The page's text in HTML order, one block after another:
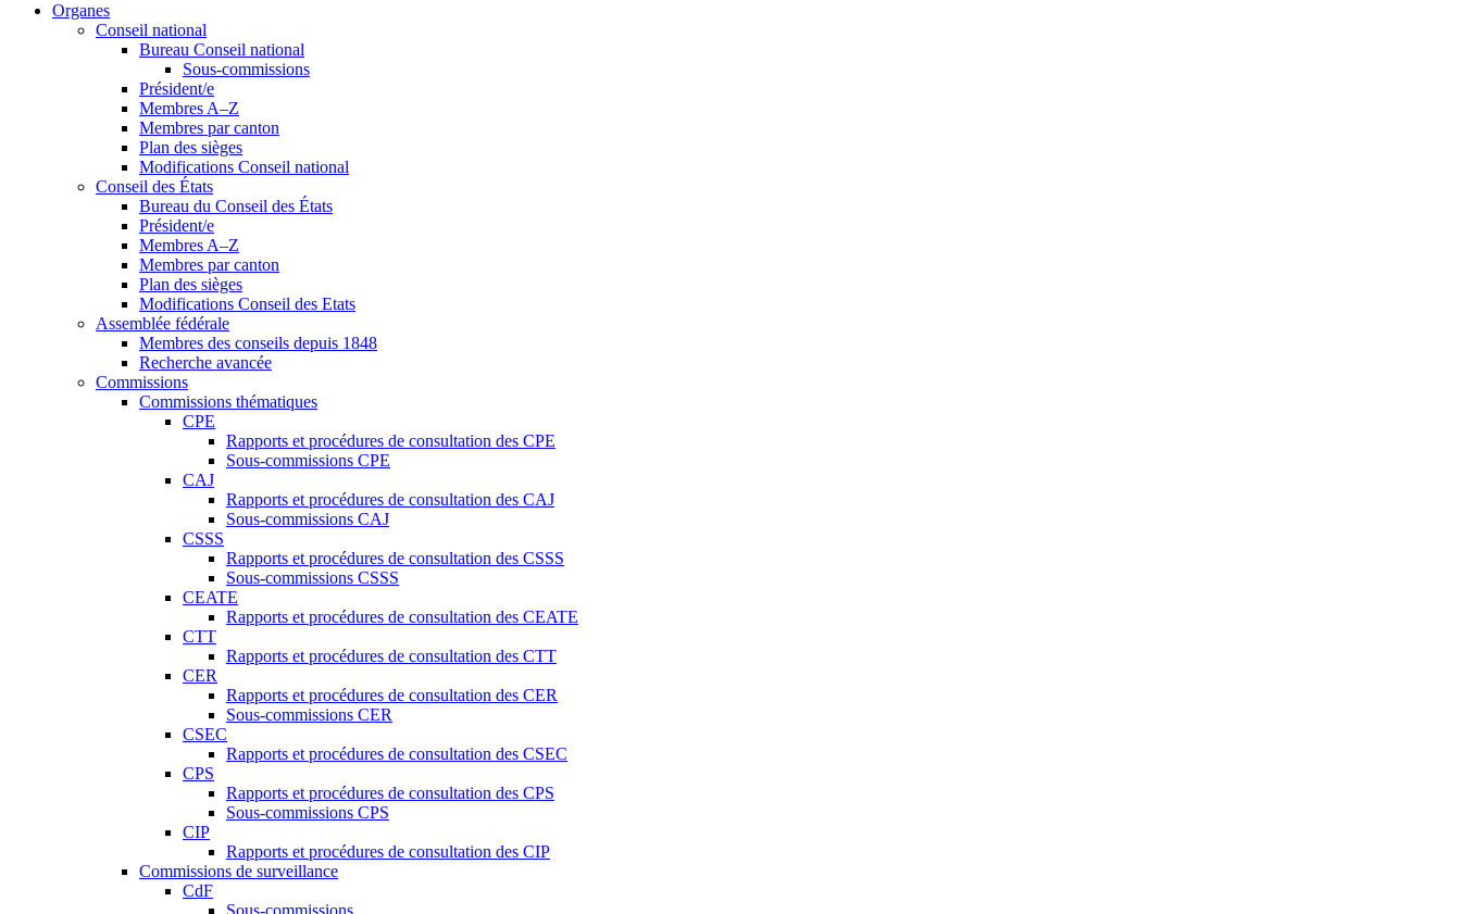
Organes
Conseil national
Bureau Conseil national
Sous-commissions
Président/e
Membres A–Z
Membres par canton
Plan des sièges
Modifications Conseil national
Conseil des États
Bureau du Conseil des États
Président/e
Membres A–Z
Membres par canton
Plan des sièges
Modifications Conseil des Etats
Assemblée fédérale
Membres des conseils depuis 1848
Recherche avancée
Commissions
Commissions thématiques
CPE
Rapports et procédures de consultation des CPE
Sous-commissions CPE
CAJ
Rapports et procédures de consultation des CAJ
Sous-commissions CAJ
CSSS
Rapports et procédures de consultation des CSSS
Sous-commissions CSSS
CEATE
Rapports et procédures de consultation des CEATE
CTT
Rapports et procédures de consultation des CTT
CER
Rapports et procédures de consultation des CER
Sous-commissions CER
CSEC
Rapports et procédures de consultation des CSEC
CPS
Rapports et procédures de consultation des CPS
Sous-commissions CPS
CIP
Rapports et procédures de consultation des CIP
Commissions de surveillance
CdF